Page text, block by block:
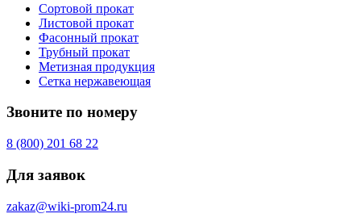
Сортовой прокат
Листовой прокат
Фасонный прокат
Трубный прокат
Метизная продукция
Сетка нержавеющая
Звоните по номеру
8 (800) 201 68 22
Для заявок
zakaz@wiki-prom24.ru